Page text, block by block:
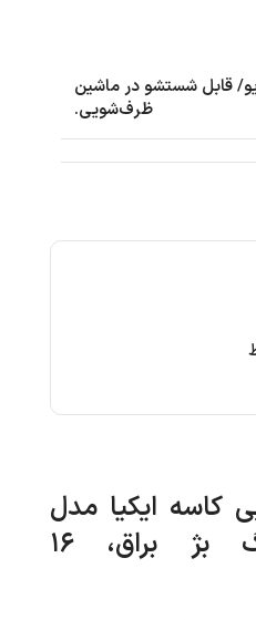
ست 4 تایی کاسه ایکیا مدل
FARGKLAR رنگ بژ براق، ۱۶
قابل شستشو در ماشین
ظرف‌شویی.